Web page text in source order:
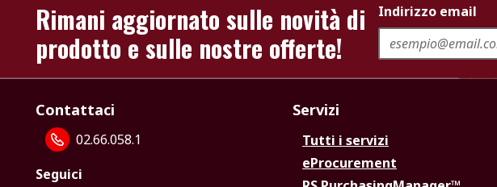
Rimani aggiornato sulle novità di
prodotto e sulle nostre offerte!
Indirizzo email
Contattaci
02.66.058.1
Seguici
Servizi
Tutti i servizi
eProcurement